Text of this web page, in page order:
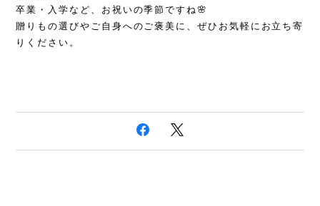
卒業・入学など、お祝いの季節ですね🌸
贈りもの選びやご自身へのご褒美に、ぜひお気軽にお立ち寄
りください。